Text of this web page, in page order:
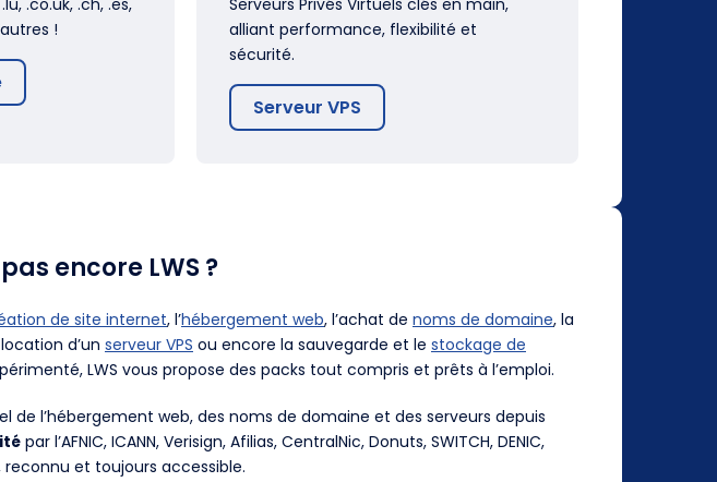
!
alliant performance, flexibilité et
sécurité.
Serveur VPS
encore LWS ?
de site internet, l’hébergement web, l’achat de noms de domaine, la
d’un serveur VPS ou encore la sauvegarde et le stockage de
LWS vous propose des packs tout compris et prêts à l’emploi.
de l’hébergement web, des noms de domaine et des serveurs depuis
par l’AFNIC, ICANN, Verisign, Afilias, CentralNic, Donuts, SWITCH, DENIC,
reconnu et toujours accessible.